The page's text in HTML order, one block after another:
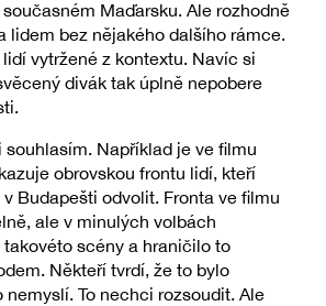
Maďarsku. Ale rozhodně
lidem bez nějakého dalšího rámce.
vytržené z kontextu. Navíc si
divák tak úplně nepobere
souhlasím. Například je ve filmu
obrovskou frontu lidí, kteří
Budapešti odvolit. Fronta ve filmu
ale v minulých volbách
scény a hraničilo to
Někteří tvrdí, že to bylo
nemyslí. To nechci rozsoudit. Ale